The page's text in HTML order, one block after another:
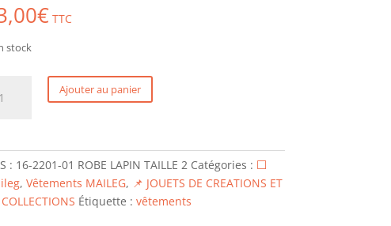
€ TTC
stock
Ajouter au panier
: 16-2201-01 ROBE LAPIN TAILLE 2 Catégories : ⬜
, Vêtements MAILEG, 📌 JOUETS DE CREATIONS ET
Étiquette : vêtements